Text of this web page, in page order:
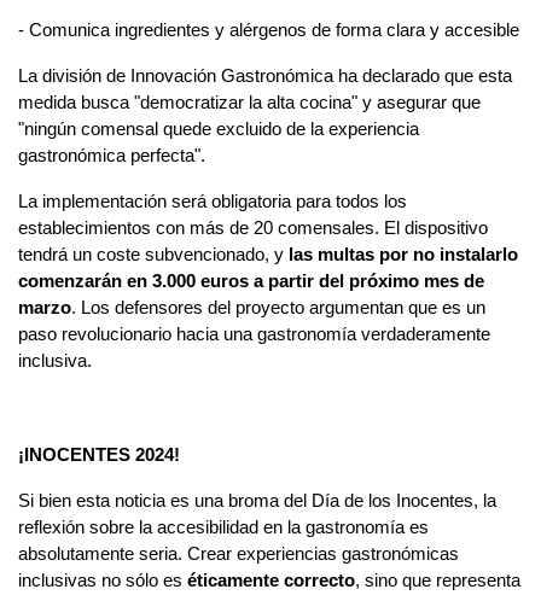
- Comunica ingredientes y alérgenos de forma clara y accesible
La división de Innovación Gastronómica ha declarado que esta
medida busca "democratizar la alta cocina" y asegurar que
"ningún comensal quede excluido de la experiencia
gastronómica perfecta".
La implementación será obligatoria para todos los
establecimientos con más de 20 comensales. El dispositivo
tendrá un coste subvencionado, y las multas por no instalarlo
comenzarán en 3.000 euros a partir del próximo mes de
marzo. Los defensores del proyecto argumentan que es un
paso revolucionario hacia una gastronomía verdaderamente
inclusiva.
¡INOCENTES 2024!
Si bien esta noticia es una broma del Día de los Inocentes, la
reflexión sobre la accesibilidad en la gastronomía es
absolutamente seria. Crear experiencias gastronómicas
inclusivas no sólo es éticamente correcto, sino que representa